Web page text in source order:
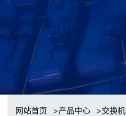
网站首页 >产品中心 >交换机